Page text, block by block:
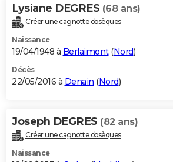
Lysiane DEGRES (68 ans)
Créer une cagnotte obsèques
Naissance
19/04/1948 à Berlaimont(Nord)
Décès
22/05/2016 à Denain (Nord)
Joseph DEGRES (82 ans)
Créer une cagnotte obsèques
Naissance